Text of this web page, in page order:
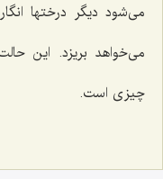
مى‌شود دیگر درختها
مى‌خواهد بریزد. این
چیزى است.